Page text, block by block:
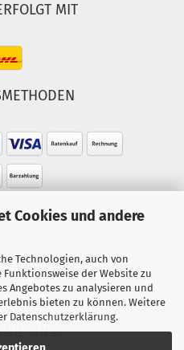
Cookies und andere
Technologien, auch von
der Website zu
Angebotes zu analysieren und
bieten zu können. Weitere
Datenschutzerklärung.
MIT
490093
- 18:00 Uhr
- 15:00 Uhr
SIE UNS